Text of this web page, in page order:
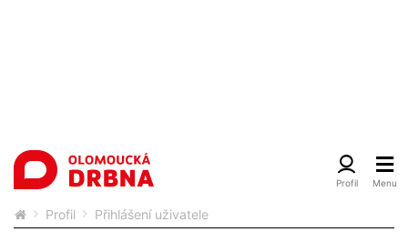
Profil Přihlášení uživatele